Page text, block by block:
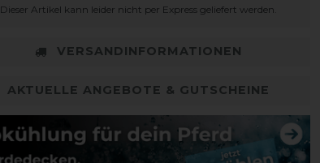
Dieser Artikel kann leider nicht per Express geliefert werden.
VERSANDINFORMATIONEN
AKTUELLE ANGEBOTE & GUTSCHEINE